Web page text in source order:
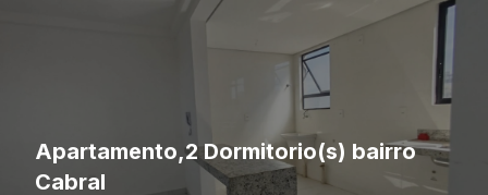
Apartamento,2 Dormitorio(s) bairro
Cabral